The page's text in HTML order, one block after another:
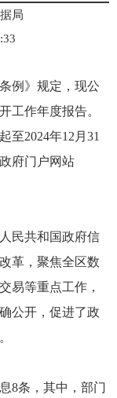
局
例》规定，现公
工作年度报告。
至2024年12月31
府门户网站
民共和国政府信
革，聚焦全区数
易等重点工作，
公开，促进了政
8条，其中，部门